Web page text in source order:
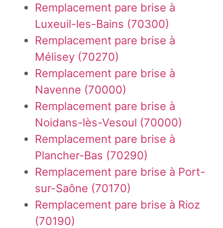
Remplacement pare brise à
Luxeuil-les-Bains (70300)
Remplacement pare brise à
Mélisey (70270)
Remplacement pare brise à
Navenne (70000)
Remplacement pare brise à
Noidans-lès-Vesoul (70000)
Remplacement pare brise à
Plancher-Bas (70290)
Remplacement pare brise à Port-
sur-Saône (70170)
Remplacement pare brise à Rioz
(70190)